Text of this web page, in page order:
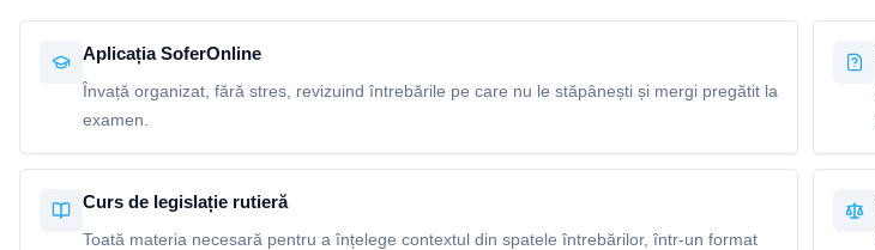
Aplicația SoferOnline
Învață organizat, fără stres, revizuind întrebările pe care nu le stăpânești și mergi pregătit la
examen.
Curs de legislație rutieră
Toată materia necesară pentru a înțelege contextul din spatele întrebărilor, într-un format